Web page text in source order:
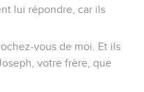
lui répondre, car ils
vous de moi. Et ils
votre frère, que